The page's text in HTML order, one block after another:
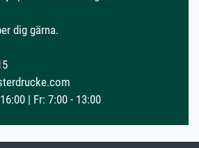
dig gärna.
| Fr: 7:00 - 13:00